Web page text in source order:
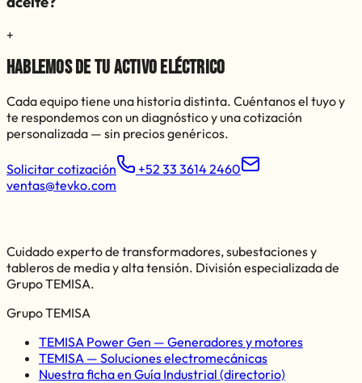
+
Hablemos de tu activo eléctrico
Cada equipo tiene una historia distinta. Cuéntanos el tuyo y
te respondemos con un diagnóstico y una cotización
personalizada — sin precios genéricos.
Solicitar cotización
+52 33 3614 2460
ventas@tevko.com
Cuidado experto de transformadores, subestaciones y
tableros de media y alta tensión. División especializada de
Grupo TEMISA.
Grupo TEMISA
TEMISA Power Gen — Generadores y motores
TEMISA — Soluciones electromecánicas
Nuestra ficha en Guía Industrial (directorio)